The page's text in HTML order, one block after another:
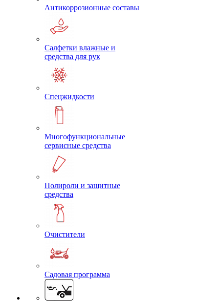
Антикоррозионные составы
Салфетки влажные и
средства для рук
Спецжидкости
Многофункциональные
сервисные средства
Полироли и защитные
средства
Очистители
Садовая программа